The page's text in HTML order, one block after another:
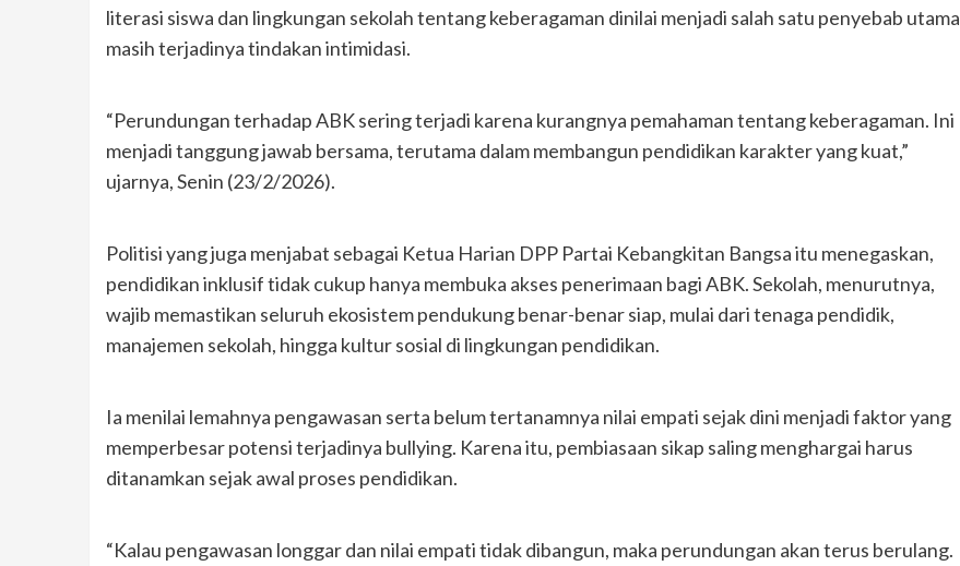
literasi siswa dan lingkungan sekolah tentang keberagaman dinilai menjadi salah satu penyebab utama
masih terjadinya tindakan intimidasi.
“Perundungan terhadap ABK sering terjadi karena kurangnya pemahaman tentang keberagaman. Ini
menjadi tanggung jawab bersama, terutama dalam membangun pendidikan karakter yang kuat,”
ujarnya, Senin (23/2/2026).
Politisi yang juga menjabat sebagai Ketua Harian DPP Partai Kebangkitan Bangsa itu menegaskan,
pendidikan inklusif tidak cukup hanya membuka akses penerimaan bagi ABK. Sekolah, menurutnya,
wajib memastikan seluruh ekosistem pendukung benar-benar siap, mulai dari tenaga pendidik,
manajemen sekolah, hingga kultur sosial di lingkungan pendidikan.
Ia menilai lemahnya pengawasan serta belum tertanamnya nilai empati sejak dini menjadi faktor yang
memperbesar potensi terjadinya bullying. Karena itu, pembiasaan sikap saling menghargai harus
ditanamkan sejak awal proses pendidikan.
“Kalau pengawasan longgar dan nilai empati tidak dibangun, maka perundungan akan terus berulang.